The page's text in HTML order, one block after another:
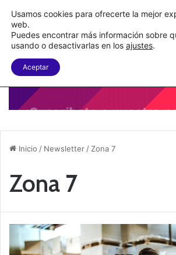
Menu
Inicio / Newsletter / Zona 7
Zona 7
Usamos cookies para ofrecerte la mejor
web.
Puedes encontrar más información sobre
usando o desactivarlas en los ajustes.
Aceptar